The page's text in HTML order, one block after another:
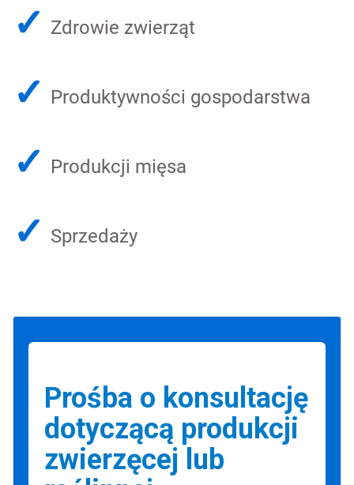
✓ Zdrowie zwierząt
✓ Produktywności gospodarstwa
✓ Produkcji mięsa
✓ Sprzedaży
Prośba o konsultację
dotyczącą produkcji
zwierzęcej lub